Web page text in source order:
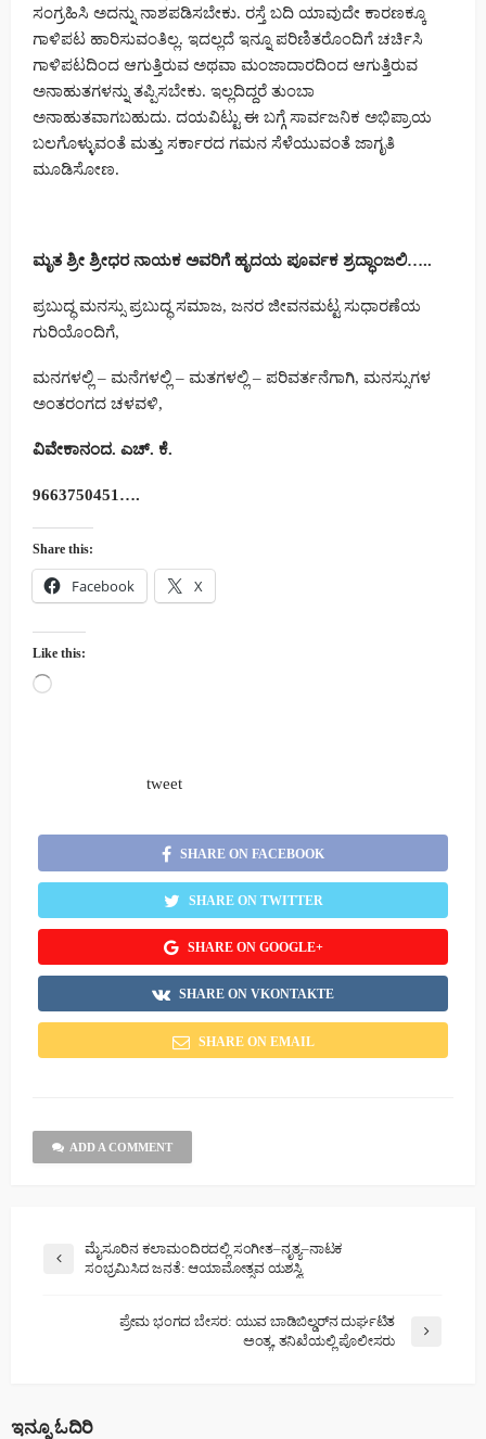
ಸಂಗ್ರಹಿಸಿ ಅದನ್ನು ನಾಶಪಡಿಸಬೇಕು. ರಸ್ತೆ ಬದಿ ಯಾವುದೇ ಕಾರಣಕ್ಕೂ
ಗಾಳಿಪಟ ಹಾರಿಸುವಂತಿಲ್ಲ. ಇದಲ್ಲದೆ ಇನ್ನೂ ಪರಿಣಿತರೊಂದಿಗೆ ಚರ್ಚಿಸಿ
ಗಾಳಿಪಟದಿಂದ ಆಗುತ್ತಿರುವ ಅಥವಾ ಮಂಜಾದಾರದಿಂದ ಆಗುತ್ತಿರುವ
ಅನಾಹುತಗಳನ್ನು ತಪ್ಪಿಸಬೇಕು. ಇಲ್ಲದಿದ್ದರೆ ತುಂಬಾ
ಅನಾಹುತವಾಗಬಹುದು. ದಯವಿಟ್ಟು ಈ ಬಗ್ಗೆ ಸಾರ್ವಜನಿಕ ಅಭಿಪ್ರಾಯ
ಬಲಗೊಳ್ಳುವಂತೆ ಮತ್ತು ಸರ್ಕಾರದ ಗಮನ ಸೆಳೆಯುವಂತೆ ಜಾಗೃತಿ
ಮೂಡಿಸೋಣ.
ಮೃತ ಶ್ರೀ ಶ್ರೀಧರನಾಯಕ ಅವರಿಗೆ ಹೃದಯ ಪೂರ್ವಕ ಶ್ರದ್ಧಾಂಜಲಿ…..
ಪ್ರಬುದ್ಧ ಮನಸ್ಸು ಪ್ರಬುದ್ಧ ಸಮಾಜ, ಜನರ ಜೀವನಮಟ್ಟ ಸುಧಾರಣೆಯ
ಗುರಿಯೊಂದಿಗೆ,
ಮನಗಳಲ್ಲಿ – ಮನೆಗಳಲ್ಲಿ – ಮತಗಳಲ್ಲಿ – ಪರಿವರ್ತನೆಗಾಗಿ, ಮನಸ್ಸುಗಳ
ಅಂತರಂಗದ ಚಳವಳಿ,
ವಿವೇಕಾನಂದ. ಎಚ್. ಕೆ.
9663750451….
Share this:
Facebook X
Like this:
Loading…
tweet
SHARE ON FACEBOOK
SHARE ON TWITTER
SHARE ON GOOGLE+
SHARE ON VKONTAKTE
SHARE ON EMAIL
ADD A COMMENT
ಮೈಸೂರಿನ ಕಲಾಮಂದಿರದಲ್ಲಿ ಸಂಗೀತ–ನೃತ್ಯ–ನಾಟಕ
ಸಂಭ್ರಮಿಸಿದ ಜನತೆ: ಆಯಾಮೋತ್ಸವ ಯಶಸ್ವಿ
ಪ್ರೇಮ ಭಂಗದ ಬೇಸರ: ಯುವ ಬಾಡಿಬಿಲ್ಡರ್‌ನ ದುರ್ಘಟಿತ
ಅಂತ್ಯ, ತನಿಖೆಯಲ್ಲಿ ಪೊಲೀಸರು
ಇನ್ನೂ ಓದಿರಿ